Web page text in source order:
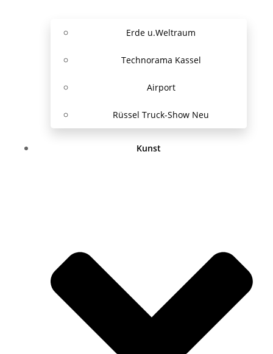
Erde u.Weltraum
Technorama Kassel
Airport
Rüssel Truck-Show Neu
Kunst